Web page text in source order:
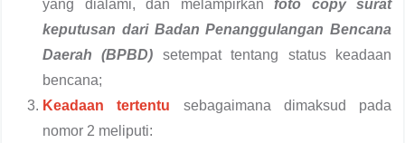
yang dialami, dan melampirkan foto copy surat
keputusan dari Badan Penanggulangan Bencana
Daerah (BPBD) setempat tentang status keadaan
bencana;
Keadaan tertentu sebagaimana dimaksud pada
nomor 2 meliputi: